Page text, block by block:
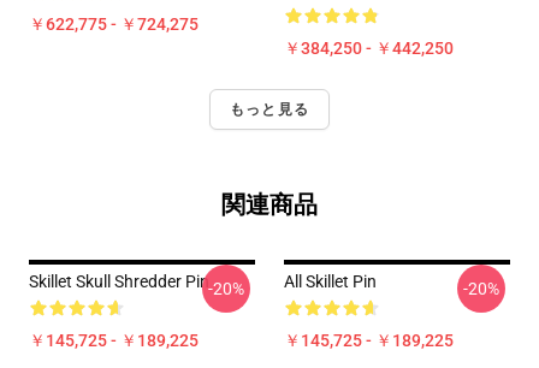
￥622,775 - ￥724,275
￥384,250 - ￥442,250
もっと見る
関連商品
Skillet Skull Shredder Pin
￥145,725 - ￥189,225
-20% All Skillet Pin
￥145,725 - ￥189,225
-20%